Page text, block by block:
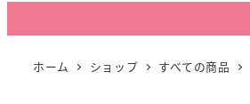
ホーム ショップ すべての商品